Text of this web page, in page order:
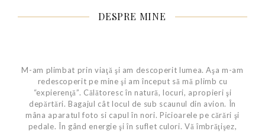
DESPRE MINE
M-am plimbat prin viaţă şi am descoperit lumea. Aşa m-am
redescoperit pe mine şi am început să mă plimb cu
“expierenţă”. Călătoresc în natură, locuri, apropieri şi
depărtări. Bagajul cât locul de sub scaunul din avion. În
mâna aparatul foto si capul în nori. Picioarele pe cărări şi
pedale. În gând energie şi în suflet culori. Vă îmbrăţişez,